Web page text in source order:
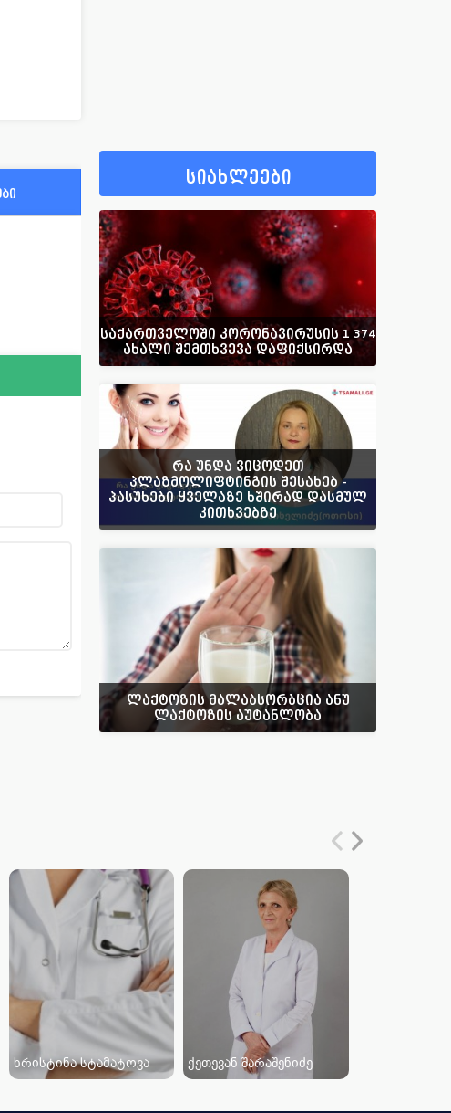
სიახლეები
საქართველოში კორონავირუსის 1 374
ახალი შემთხვევა დაფიქსირდა
რა უნდა ვიცოდეთ
პლაზმოლიფტინგის შესახებ -
პასუხები ყველაზე ხშირად დასმულ
კითხვებზე
ლაქტოზის მალაბსორბცია ანუ
ლაქტოზის აუტანლობა
ხრისტინა სტამატოვა ქეთევან შარაშენიძე